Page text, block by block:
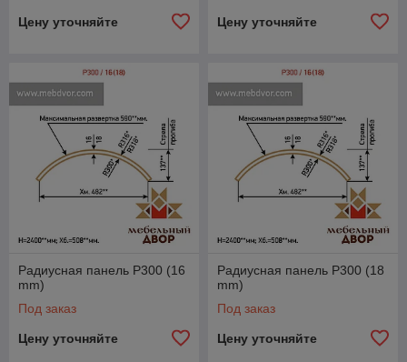
Цену уточняйте Цену уточняйте
Радиусная панель P300 (16
mm)
Под заказ
Цену уточняйте
Радиусная панель P300 (18
mm)
Под заказ
Цену уточняйте